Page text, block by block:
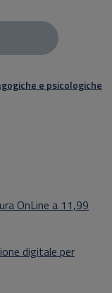
e psicologiche
OnLine a 11,99
digitale per